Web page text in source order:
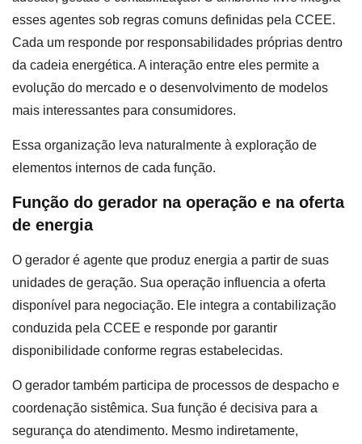
esses agentes sob regras comuns definidas pela CCEE.
Cada um responde por responsabilidades próprias dentro
da cadeia energética. A interação entre eles permite a
evolução do mercado e o desenvolvimento de modelos
mais interessantes para consumidores.
Essa organização leva naturalmente à exploração de
elementos internos de cada função.
Função do gerador na operação e na oferta
de energia
O gerador é agente que produz energia a partir de suas
unidades de geração. Sua operação influencia a oferta
disponível para negociação. Ele integra a contabilização
conduzida pela CCEE e responde por garantir
disponibilidade conforme regras estabelecidas.
O gerador também participa de processos de despacho e
coordenação sistêmica. Sua função é decisiva para a
segurança do atendimento. Mesmo indiretamente,